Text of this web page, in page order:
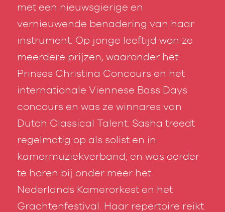
met een nieuwsgierige en
vernieuwende benadering van haar
instrument. Op jonge leeftijd won ze
meerdere prijzen, waaronder het
Prinses Christina Concours en het
internationale Viennese Bass Days
concours en was ze winnares van
Dutch Classical Talent. Sasha treedt
regelmatig op als solist en in
kamermuziekverband, en was eerder
te horen bij onder meer het
Nederlands Kamerorkest en het
Grachtenfestival. Haar repertoire reikt